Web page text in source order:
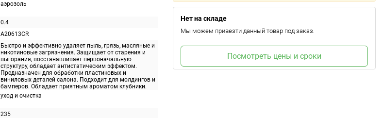
аэрозоль
0.4
A20613CR
Быстро и эффективно удаляет пыль, грязь, масляные и
никотиновые загрязнения. Защищает от старения и
выгорания, восстанавливает первоначальную
структуру, обладает антистатическим эффектом.
Предназначен для обработки пластиковых и
виниловых деталей салона. Подходит для молдингов и
бамперов. Обладает приятным ароматом клубники.
уход и очистка
235
Нет на складе
Мы можем привезти данный товар под заказ.
Посмотреть цены и сроки